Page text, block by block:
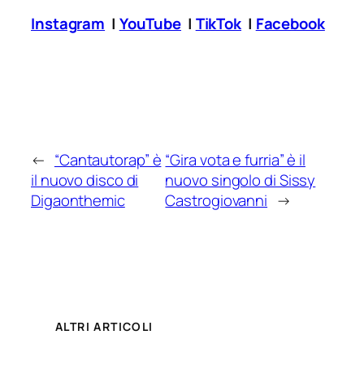
Instagram | YouTube | TikTok | Facebook
← “Cantautorap” è
il nuovo disco di
Digaonthemic
“Gira vota e furria” è il
nuovo singolo di Sissy
Castrogiovanni →
ALTRI ARTICOLI